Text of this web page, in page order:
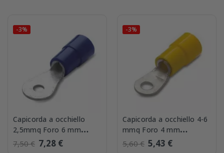
-3%
Capicorda a occhiello
2,5mmq Foro 6 mm
confezione 100 BMM
7,50 € 7,28 €
-3%
Capicorda a occhiello 4-6
mmq Foro 4 mm
confezione 50 BMM
5,60 € 5,43 €